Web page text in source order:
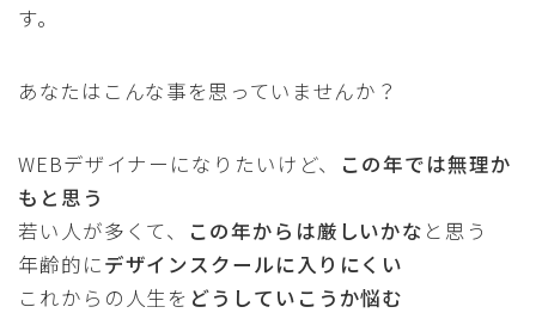
す。
あなたはこんな事を思っていませんか？
WEBデザイナーになりたいけど、
この年では無理か
もと思う
若い人が多くて、
この年からは厳しいかな と思う
年齢的にデザインスクールに入りにくい
これからの人生を どうしていこうか悩む